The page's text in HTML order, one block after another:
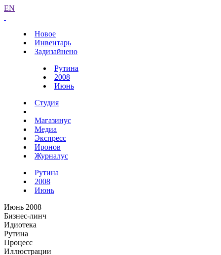
EN
Новое
Инвентарь
Задизайнено
Рутина
2008
Июнь
Студия
Магазинус
Медиа
Экспресс
Иронов
Журналус
Рутина
2008
Июнь
Июнь 2008
Бизнес-линч
Идиотека
Рутина
Процесс
Иллюстрации